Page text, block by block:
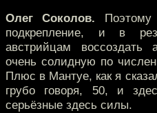
Олег Соколов. Поэтому
подкрепление, и в
австрийцам
очень солидную по
Плюс в Мантуе, как я
грубо говоря, 50, и
серьёзные здесь силы.